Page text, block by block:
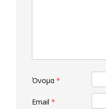
Όνομα *
Email *